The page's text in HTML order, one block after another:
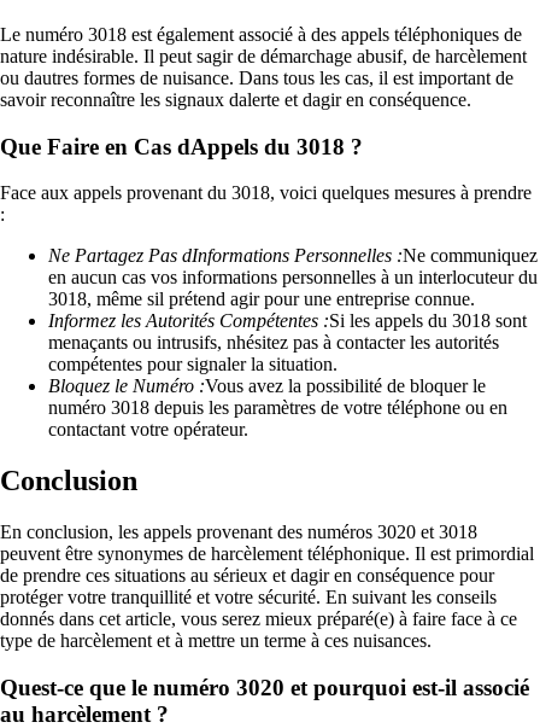
Le numéro 3018 est également associé à des appels téléphoniques de
nature indésirable. Il peut sagir de démarchage abusif, de harcèlement
ou dautres formes de nuisance. Dans tous les cas, il est important de
savoir reconnaître les signaux dalerte et dagir en conséquence.
Que Faire en Cas dAppels du 3018 ?
Face aux appels provenant du 3018, voici quelques mesures à prendre
:
Ne Partagez Pas dInformations Personnelles :Ne communiquez
en aucun cas vos informations personnelles à un interlocuteur du
3018, même sil prétend agir pour une entreprise connue.
Informez les Autorités Compétentes :Si les appels du 3018 sont
menaçants ou intrusifs, nhésitez pas à contacter les autorités
compétentes pour signaler la situation.
Bloquez le Numéro :Vous avez la possibilité de bloquer le
numéro 3018 depuis les paramètres de votre téléphone ou en
contactant votre opérateur.
Conclusion
En conclusion, les appels provenant des numéros 3020 et 3018
peuvent être synonymes de harcèlement téléphonique. Il est primordial
de prendre ces situations au sérieux et dagir en conséquence pour
protéger votre tranquillité et votre sécurité. En suivant les conseils
donnés dans cet article, vous serez mieux préparé(e) à faire face à ce
type de harcèlement et à mettre un terme à ces nuisances.
Quest-ce que le numéro 3020 et pourquoi est-il associé
au harcèlement ?